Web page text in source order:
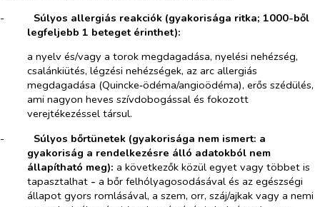
-​
Súlyos allergiás reakciók (gyakorisága ritka; 1000-ből
legfeljebb 1 beteget érinthet):
a nyelv és/vagy a torok megdagadása, nyelési nehézség,
csalánkiütés, légzési nehézségek, az arc allergiás
megdagadása (Quincke‑ödéma/angioödéma), erős szédülés,
ami nagyon heves szívdobogással és fokozott
verejtékezéssel társul.
-​
Súlyos bőrtünetek (gyakorisága nem ismert: a
gyakoriság a rendelkezésre álló adatokból nem
állapítható meg): a következők közül egyet vagy többet is
tapasztalhat- a bőr felhólyagosodásával és az egészségi
állapot gyors romlásával, a szem, orr, száj/ajkak vagy a nemi